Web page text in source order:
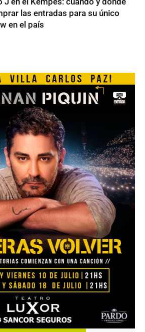
las entradas para su único
en el país